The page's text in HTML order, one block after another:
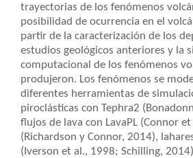
trayectorias de los fenómenos
posibilidad de ocurrencia en el
partir de la caracterización de los
estudios geológicos anteriores y la
computacional de los fenómenos
produjeron. Los fenómenos se
diferentes herramientas de
piroclásticas con Tephra2
flujos de lava con LavaPL (Connor
(Richardson y Connor, 2014),
(Iverson et al., 1998; Schilling,